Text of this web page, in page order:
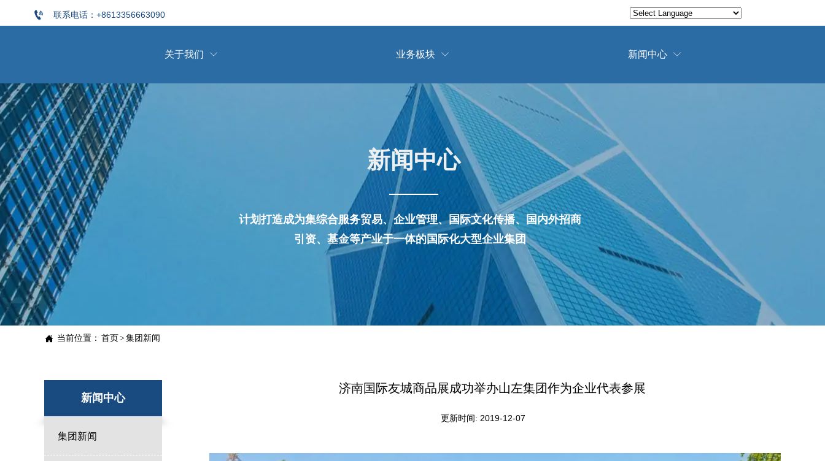
 联系电话：+8613356663090
关于我们  业务板块  新闻中心 
新闻中心
计划打造成为集综合服务贸易、企业管理、国际文化传播、国内外招商
引资、基金等产业于一体的国际化大型企业集团
济南国际友城商品展成功举办山左集团作为企业代表参展
 当前位置： 首页 >集团新闻
更新时间: 2019-12-07
新闻中心
集团新闻